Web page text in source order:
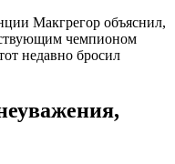
Макгрегор объяснил,
чемпионом
недавно бросил